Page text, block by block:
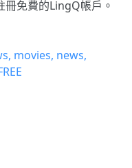
冊免費的LingQ帳戶。